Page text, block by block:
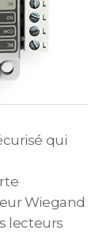
qui
Wiegand
lecteurs